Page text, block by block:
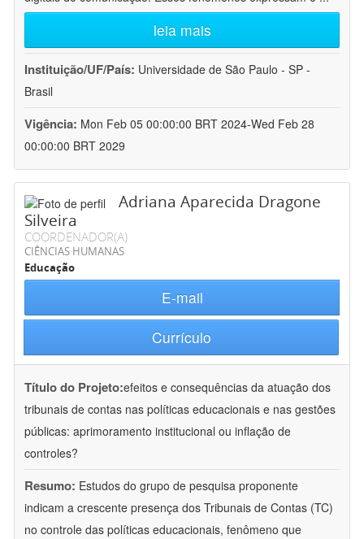
leia mais
Instituição/UF/País: Universidade de São Paulo - SP -
Brasil
Vigência: Mon Feb 05 00:00:00 BRT 2024-Wed Feb 28
00:00:00 BRT 2029
Adriana Aparecida Dragone
Silveira
COORDENADOR(A)
CIÊNCIAS HUMANAS
Educação
E-mail
Currículo
Título do Projeto:efeitos e consequências da atuação dos
tribunais de contas nas políticas educacionais e nas gestões
públicas: aprimoramento institucional ou inflação de
controles?
Resumo: Estudos do grupo de pesquisa proponente
indicam a crescente presença dos Tribunais de Contas (TC)
no controle das políticas educacionais, fenômeno que